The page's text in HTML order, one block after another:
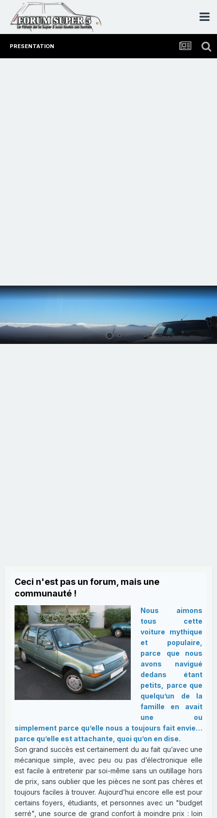
PRESENTATION
Ceci n'est pas un forum, mais une
communauté !
Nous aimons
tous cette
voiture mythique
et populaire,
parce que nous
avons navigué
dedans étant
petits, parce que
quelqu’un de la
famille en avait
une ou
simplement parce qu’elle nous a toujours fait envie…
parce qu’elle est attachante, quoi qu’on en dise.
Son grand succès est certainement du au fait qu’avec une
mécanique simple, avec peu ou pas d’électronique elle
est facile à entretenir par soi-même sans un outillage hors
de prix, sans oublier que les pièces ne sont pas chères et
toujours faciles à trouver. Aujourd’hui encore elle est pour
certains foyers, étudiants, et personnes avec un "budget
serré", une source de grand confort à moindre prix : loin